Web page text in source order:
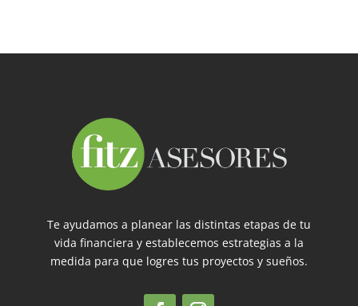
Te ayudamos a planear las distintas etapas de tu
vida financiera y establecemos estrategias a la
medida para que logres tus proyectos y sueños.